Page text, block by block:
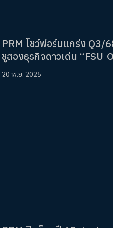
PRM โชว์ฟอร์มแกร่ง Q3/
ชูสองธุรกิจดาวเด่น “FSU-
20 พ.ย. 2025